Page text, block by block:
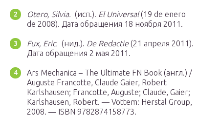
Otero, Silvia. (исп.). El Universal(19 de enero
de 2008). Дата обращения 18 ноября 2011.
Fux, Eric. (нид.). De Redactie(21 апреля 2011).
Дата обращения 2 мая 2011.
Ars Mechanica – The Ultimate FN Book (англ.) /
Auguste Francotte, Claude Gaier, Robert
Karlshausen; Francotte, Auguste; Claude, Gaier;
Karlshausen, Robert. — Vottem: Herstal Group,
2008. — ISBN 9782874158773.